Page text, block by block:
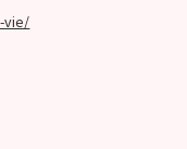
vie/